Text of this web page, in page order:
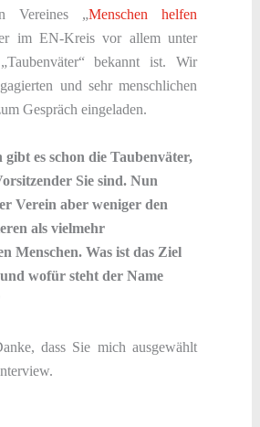
Vereines „Menschen helfen
im EN-Kreis vor allem unter
bekannt ist. Wir
und sehr menschlichen
Gespräch eingeladen.
gibt es schon die Taubenväter,
Sie sind. Nun
Verein aber weniger den
als vielmehr
Menschen. Was ist das Ziel
wofür steht der Name
dass Sie mich ausgewählt